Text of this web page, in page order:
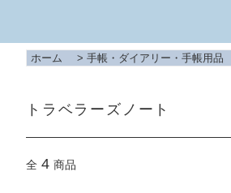
ホーム > 手帳・ダイアリー・手帳用品
トラベラーズノート
全 4 商品